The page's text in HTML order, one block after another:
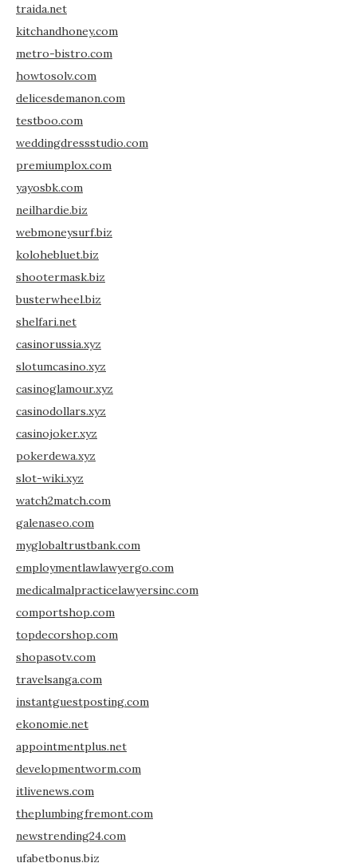
traida.net
kitchandhoney.com
metro-bistro.com
howtosolv.com
delicesdemanon.com
testboo.com
weddingdressstudio.com
premiumplox.com
yayosbk.com
neilhardie.biz
webmoneysurf.biz
kolohebluet.biz
shootermask.biz
busterwheel.biz
shelfari.net
casinorussia.xyz
slotumcasino.xyz
casinoglamour.xyz
casinodollars.xyz
casinojoker.xyz
pokerdewa.xyz
slot-wiki.xyz
watch2match.com
galenaseo.com
myglobaltrustbank.com
employmentlawlawyergo.com
medicalmalpracticelawyersinc.com
comportshop.com
topdecorshop.com
shopasotv.com
travelsanga.com
instantguestposting.com
ekonomie.net
appointmentplus.net
developmentworm.com
itlivenews.com
theplumbingfremont.com
newstrending24.com
ufabetbonus.biz